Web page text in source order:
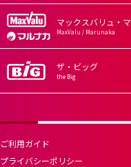
マックスバリュ・
MaxValu / Marunaka
ザ・ビッグ
the Big
ご利用ガイド
プライバシーポリシー